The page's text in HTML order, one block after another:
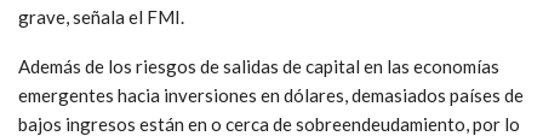
grave, señala el FMI.
Además de los riesgos de salidas de capital en las economías
emergentes hacia inversiones en dólares, demasiados países de
bajos ingresos están en o cerca de sobreendeudamiento, por lo